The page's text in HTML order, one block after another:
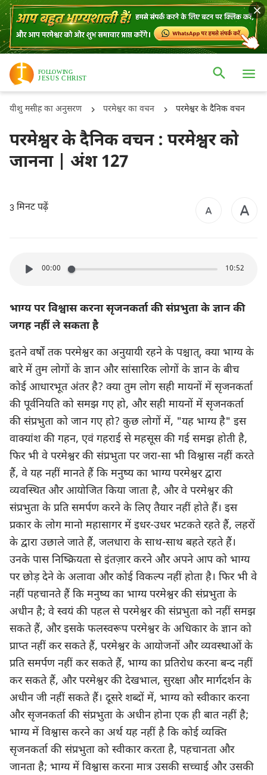
यीशु मसीह का अनुसरण परमेश्वर का वचन परमेश्वर के दैनिक वचन
परमेश्वर के दैनिक वचन : परमेश्वर को
जानना | अंश 127
3 मिनट पढ़ें
00:00 10:52
भाग्य पर विश्वास करना सृजनकर्ता की संप्रभुता के ज्ञान की
जगह नहीं ले सकता है
इतने वर्षों तक परमेश्वर का अनुयायी रहने के पश्चात्, क्या भाग्य के
बारे में तुम लोगों के ज्ञान और सांसारिक लोगों के ज्ञान के बीच
कोई आधारभूत अंतर है? क्या तुम लोग सही मायनों में सृजनकर्ता
की पूर्वनियति को समझ गए हो, और सही मायनों में सृजनकर्ता
की संप्रभुता को जान गए हो? कुछ लोगों में, "यह भाग्य है" इस
वाक्यांश की गहन, एवं गहराई से महसूस की गई समझ होती है,
फिर भी वे परमेश्वर की संप्रभुता पर जरा-सा भी विश्वास नहीं करते
हैं, वे यह नहीं मानते हैं कि मनुष्य का भाग्य परमेश्वर द्वारा
व्यवस्थित और आयोजित किया जाता है, और वे परमेश्वर की
संप्रभुता के प्रति समर्पण करने के लिए तैयार नहीं होते हैं। इस
प्रकार के लोग मानो महासागर में इधर-उधर भटकते रहते हैं, लहरों
के द्वारा उछाले जाते हैं, जलधारा के साथ-साथ बहते रहते हैं।
उनके पास निष्क्रियता से इंतज़ार करने और अपने आप को भाग्य
पर छोड़ देने के अलावा और कोई विकल्प नहीं होता है। फिर भी वे
नहीं पहचानते हैं कि मनुष्य का भाग्य परमेश्वर की संप्रभुता के
अधीन है; वे स्वयं की पहल से परमेश्वर की संप्रभुता को नहीं समझ
सकते हैं, और इसके फलस्वरूप परमेश्वर के अधिकार के ज्ञान को
प्राप्त नहीं कर सकते हैं, परमेश्वर के आयोजनों और व्यवस्थाओं के
प्रति समर्पण नहीं कर सकते हैं, भाग्य का प्रतिरोध करना बन्द नहीं
कर सकते हैं, और परमेश्वर की देखभाल, सुरक्षा और मार्गदर्शन के
अधीन जी नहीं सकते हैं। दूसरे शब्दों में, भाग्य को स्वीकार करना
और सृजनकर्ता की संप्रभुता के अधीन होना एक ही बात नहीं है;
भाग्य में विश्वास करने का अर्थ यह नहीं है कि कोई व्यक्ति
सृजनकर्ता की संप्रभुता को स्वीकार करता है, पहचानता और
जानता है; भाग्य में विश्वास करना मात्र उसकी सच्चाई और उसकी